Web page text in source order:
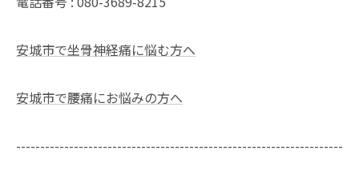
安城市で坐骨神経痛に悩む方へ
安城市で腰痛にお悩みの方へ
--------------------------------------------------------------------